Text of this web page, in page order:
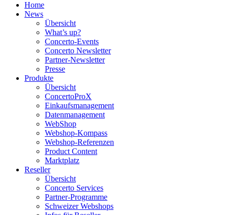
Home
News
Übersicht
What’s up?
Concerto-Events
Concerto Newsletter
Partner-Newsletter
Presse
Produkte
Übersicht
ConcertoProX
Einkaufsmanagement
Datenmanagement
WebShop
Webshop-Kompass
Webshop-Referenzen
Product Content
Marktplatz
Reseller
Übersicht
Concerto Services
Partner-Programme
Schweizer Webshops